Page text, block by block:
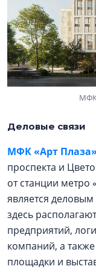
МФК
Деловые связи
МФК «Арт Плаза»
проспекта и
от станции метро
является
здесь
предприятий,
компаний, а
площадки и